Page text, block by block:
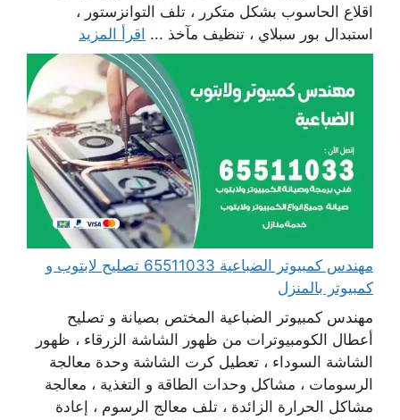
اقلاع الحاسوب بشكل متكرر ، تلف التوانزستور ،
استبدال بور سبلاي ، تنظيف مآخذ ... اقرأ المزيد
مهندس كمبيوتر الضباعية 65511033 تصليح لابتوب و
كمبيوتر بالمنزل
مهندس كمبيوتر الضباعية المختص بصيانة و تصليح
أعطال الكومبيوترات من ظهور الشاشة الزرقاء ، ظهور
الشاشة السوداء ، تعطيل كرت الشاشة وحدة معالجة
الرسومات ، مشاكل وحدات الطاقة و التغذية ، معالجة
مشاكل الحرارة الزائدة ، تلف معالج الرسوم ، إعادة